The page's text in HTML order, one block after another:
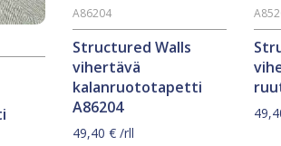
Structured Walls
vihertävä
kalanruototapetti
A86204
A86204
49,40 €/rll